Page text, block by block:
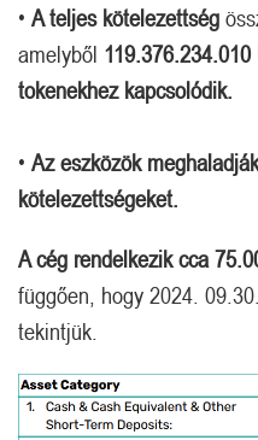
• A teljes kötelezettség
amelyből 119.376.234.010
tokenekhez kapcsolódik.
• Az eszközök
kötelezettségeket.
A cég rendelkezik cca
függően, hogy 2024.
tekintjük.